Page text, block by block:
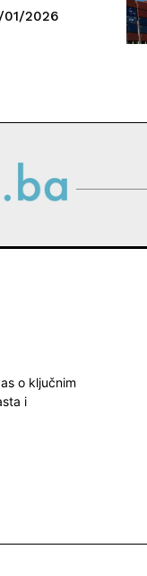
01/2026
o ključnim
i